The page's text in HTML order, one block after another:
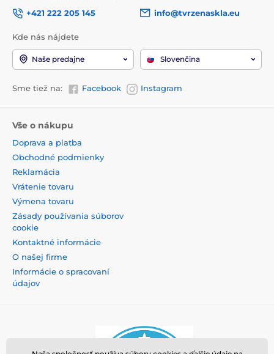
+421 222 205 145
info@tvrzenaskla.eu
Kde nás nájdete
Naše predajne Slovenčina
Sme tiež na: Facebook Instagram
Vše o nákupu
Doprava a platba
Obchodné podmienky
Reklamácia
Vrátenie tovaru
Výmena tovaru
Zásady používania súborov
cookie
Kontaktné informácie
O našej firme
Informácie o spracovaní
údajov